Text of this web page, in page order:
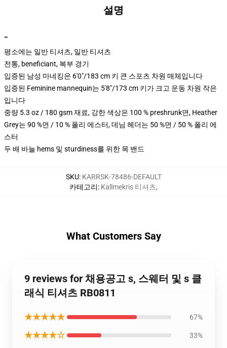
설명
""
평소에는 일반 티셔츠, 일반 티셔츠
전통, beneficiant, 복부 경기
입증된 남성 마네킹은 6'0"/183 cm 키 큰 스포츠 차원 매체입니다
입증된 Feminine mannequin는 5'8"/173 cm 키가 크고 운동 차원 작은
입니다
중량 5.3 oz / 180 gsm 재료, 강한 색상은 100 % preshrunk면, Heather
Grey는 90 %면 / 10 % 폴리 에스터, 데님 헤더는 50 %면 / 50 % 폴리 에
스터
두 배 바늘 hems 및 sturdiness를 위한 목 밴드
SKU: KARRSK-78486-DEFAULT
카테고리: Kallmekris 티셔츠,
What Customers Say
9 reviews for 채용공고 s, 스웨터 및 s 클
래식 티셔츠 RB0811
★★★★★ 67%
★★★★☆ 33%